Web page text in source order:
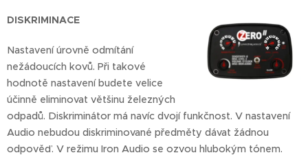
DISKRIMINACE
Nastavení úrovně odmítání
nežádoucích kovů. Při takové
hodnotě nastavení budete velice
účinně eliminovat většinu železných
odpadů. Diskriminátor má navíc dvojí funkčnost. V nastavení
Audio nebudou diskriminované předměty dávat žádnou
odpověď. V režimu Iron Audio se ozvou hlubokým tónem.